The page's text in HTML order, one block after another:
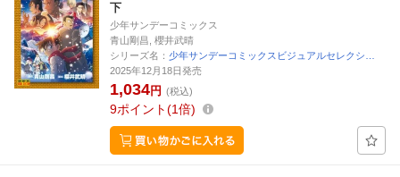
下
少年サンデーコミックス
青山剛昌, 櫻井武晴
シリーズ名： 少年サンデーコミックスビジュアルセレクシ…
2025年12月18日発売
1,034円 (税込)
9ポイント 1倍